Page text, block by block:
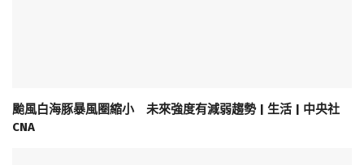
颱風白海豚暴風圈縮小 未來強度有減弱趨勢 | 生活 | 中央社
CNA